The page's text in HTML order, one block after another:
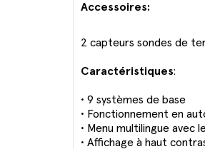
Accessoires:
2 capteurs sondes de
Caractéristiques:
• 9 systèmes de base
• Fonctionnement en
• Menu multilingue avec
• Affichage à haut